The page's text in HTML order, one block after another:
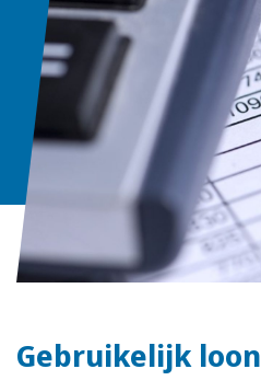
Gebruikelijk loon